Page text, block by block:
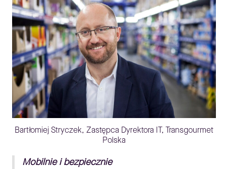
Bartłomiej Stryczek, Zastępca Dyrektora IT, Transgourmet
Polska
Mobilnie i bezpiecznie